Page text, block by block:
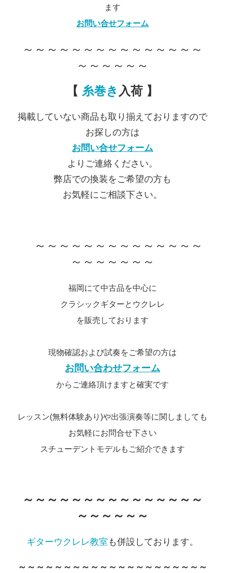
ます
お問い合せフォーム
～～～～～～～～～～～～～～～
～～～～～～
【 糸巻き 入荷 】
掲載していない商品も取り揃えておりますので
お探しの方は
お問い合せフォーム
よりご連絡ください。
弊店での換装をご希望の方も
お気軽にご相談下さい。
～～～～～～～～～～～～～～
～～～～～～～
福岡にて中古品を中心に
クラシックギターとウクレレ
を販売しております
現物確認および試奏をご希望の方は
お問い合わせフォーム
からご連絡頂けますと確実です
レッスン(無料体験あり)や出張演奏等に関しましても
お気軽にお問合せ下さい
スチューデントモデルもご紹介できます
～～～～～～～～～～～～～～～
～～～～～～
ギターウクレレ教室も併設しております。
～～～～～～～～～～～～～～～～～～～～～